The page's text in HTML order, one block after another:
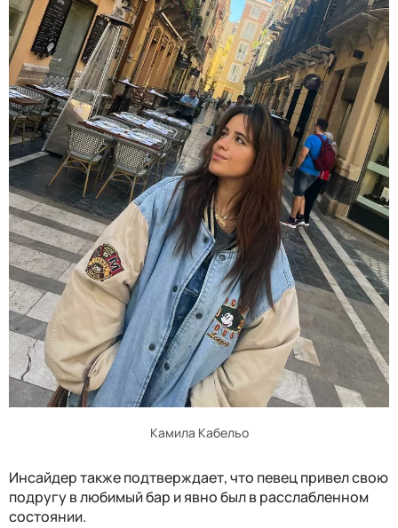
Камила Кабельо
Инсайдер также подтверждает, что певец привел свою
подругу в любимый бар и явно был в расслабленном
состоянии.